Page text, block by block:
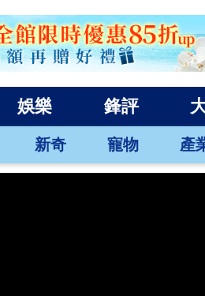
娛樂 鋒評
新奇 寵物 產